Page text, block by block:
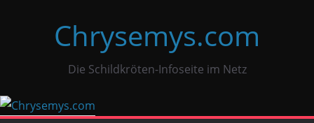
Chrysemys.com
Die Schildkröten-Infoseite im Netz